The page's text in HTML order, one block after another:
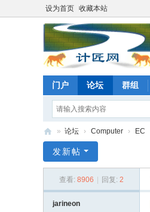
设为首页 收藏本站
门户 论坛 群组
匠
» 论坛 › Computer › EC
发新帖
查看: 8906 回复: 2
jarineon